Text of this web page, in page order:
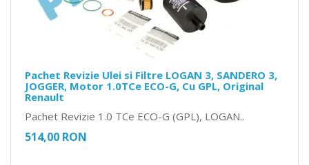
Pachet Revizie Ulei si Filtre LOGAN 3, SANDERO 3,
JOGGER, Motor 1.0TCe ECO-G, Cu GPL, Original
Renault
Pachet Revizie 1.0 TCe ECO-G (GPL), LOGAN..
514,00 RON